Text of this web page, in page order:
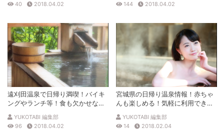
40
2018.04.02
144
2018.04.02
遠刈田温泉で日帰り満喫！バイキ
ングやランチ等！食も欠かせな
い！
YUKOTABI 編集部
96
2018.04.02
宮城県の日帰り温泉情報！赤ちゃ
んも楽しめる！気軽に利用でき
る！
YUKOTABI 編集部
14
2018.02.04